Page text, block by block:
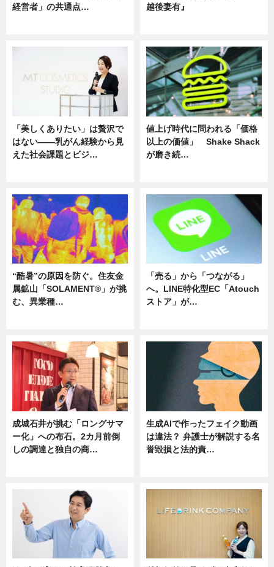
経営者」の共通点…
越後妻有』
「美しくありたい」は贅沢で
はない――乳がん経験から見
えた社会課題とビジ…
値上げ時代に問われる「価格
以上の価値」 Shake Shack
が磨き続…
“酷暑”の原因を防ぐ。住友金
属鉱山「SOLAMENT®」が挑
む、異業種…
「売る」から「つながる」
へ。LINE特化型EC「Atouch
ストア」が…
成城石井が挑む「ロングサマ
ー化」への布石。2カ月前倒
しの調達と独自の商…
生成AIで作ったフェイク動画
は違法？ 弁護士が解説する名
誉毀損と法的責…